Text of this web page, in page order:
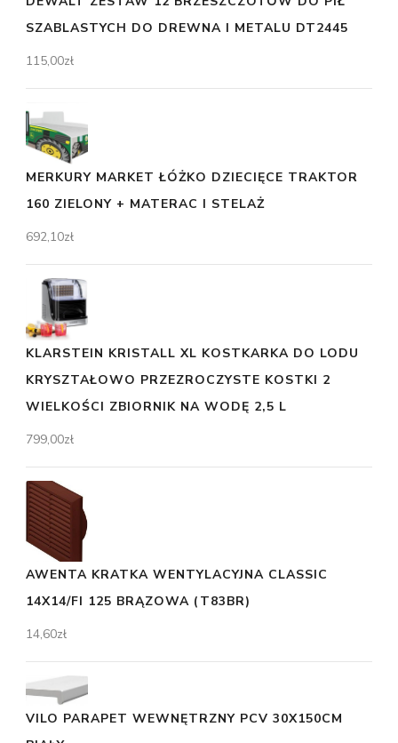
SZABLASTYCH DO DREWNA I METALU DT2445
115,00zł
MERKURY MARKET ŁÓŻKO DZIECIĘCE TRAKTOR
160 ZIELONY + MATERAC I STELAŻ
692,10zł
KLARSTEIN KRISTALL XL KOSTKARKA DO LODU
KRYSZTAŁOWO PRZEZROCZYSTE KOSTKI 2
WIELKOŚCI ZBIORNIK NA WODĘ 2,5 L
799,00zł
AWENTA KRATKA WENTYLACYJNA CLASSIC
14X14/FI 125 BRĄZOWA (T83BR)
14,60zł
VILO PARAPET WEWNĘTRZNY PCV 30X150CM